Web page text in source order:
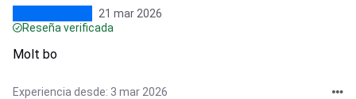
21 mar 2026
Reseña verificada
Molt bo
Experiencia desde: 3 mar 2026